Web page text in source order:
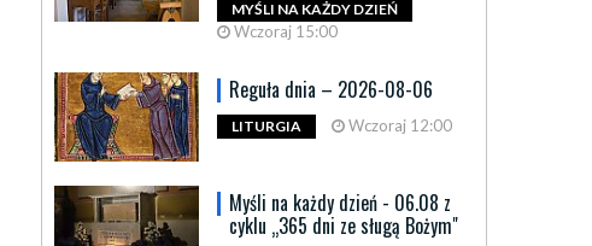
MYŚLI NA KAŻDY DZIEŃ
Wczoraj 15:00
Reguła dnia – 2026-08-06
LITURGIA Wczoraj 12:00
Myśli na każdy dzień - 06.08 z
cyklu „365 dni ze sługą Bożym"